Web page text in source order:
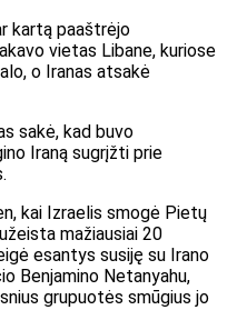
kartą paaštrėjo
vietas Libane, kuriose
o Iranas atsakė
sakė, kad buvo
Iraną sugrįžti prie
kai Izraelis smogė Pietų
mažiausiai 20
esantys susiję su Irano
Benjamino Netanyahu,
grupuotės smūgius jo